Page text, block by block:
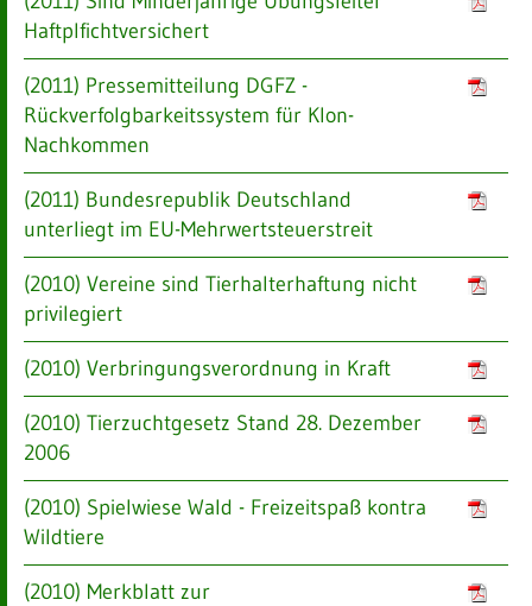
Haftplfichtversichert
(2011) Pressemitteilung DGFZ -
Rückverfolgbarkeitssystem für Klon-
Nachkommen
(2011) Bundesrepublik Deutschland
unterliegt im EU-Mehrwertsteuerstreit
(2010) Vereine sind Tierhalterhaftung nicht
privilegiert
(2010) Verbringungsverordnung in Kraft
(2010) Tierzuchtgesetz Stand 28. Dezember
2006
(2010) Spielwiese Wald - Freizeitspaß kontra
Wildtiere
(2010) Merkblatt zur